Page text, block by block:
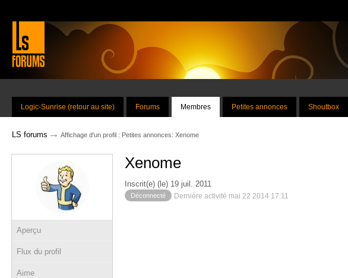
Logic-Sunrise (retour au site) Forums Membres Petites annonces Shoutbox
LS forums → Affichage d'un profil : Petites annonces: Xenome
Aperçu
Flux du profil
Aime
Xenome
Inscrit(e) (le) 19 juil. 2011
Déconnecté Dernière activité mai 22 2014 17:11